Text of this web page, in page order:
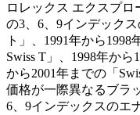
ロレックス エクスプロ
の3、6、9インデック
ト」、1991年から
Swiss T」、1998年から
から2001年までの「
価格が一際異なるブラ
6、9インデックスのエ